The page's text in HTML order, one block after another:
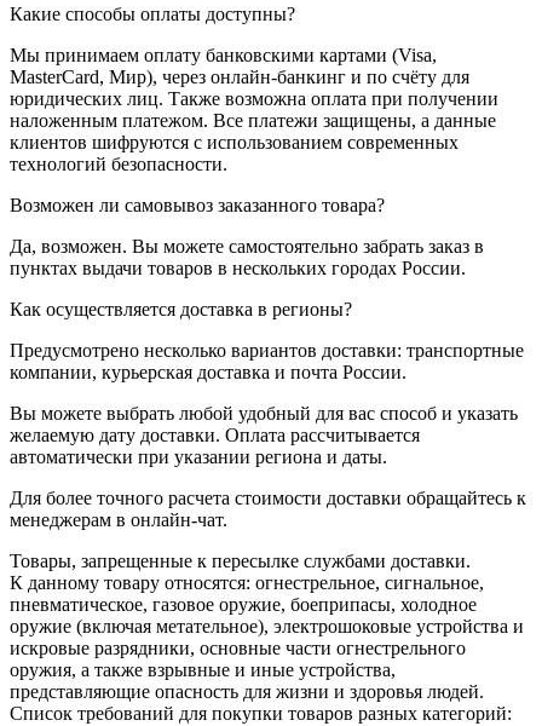
Какие способы оплаты доступны?
Мы принимаем оплату банковскими картами (Visa,
MasterCard, Мир), через онлайн-банкинг и по счёту для
юридических лиц. Также возможна оплата при получении
наложенным платежом. Все платежи защищены, а данные
клиентов шифруются с использованием современных
технологий безопасности.
Возможен ли самовывоз заказанного товара?
Да, возможен. Вы можете самостоятельно забрать заказ в
пунктах выдачи товаров в нескольких городах России.
Как осуществляется доставка в регионы?
Предусмотрено несколько вариантов доставки: транспортные
компании, курьерская доставка и почта России.
Вы можете выбрать любой удобный для вас способ и указать
желаемую дату доставки. Оплата рассчитывается
автоматически при указании региона и даты.
Для более точного расчета стоимости доставки обращайтесь к
менеджерам в онлайн-чат.
Товары, запрещенные к пересылке службами доставки.
К данному товару относятся: огнестрельное, сигнальное,
пневматическое, газовое оружие, боеприпасы, холодное
оружие (включая метательное), электрошоковые устройства и
искровые разрядники, основные части огнестрельного
оружия, а также взрывные и иные устройства,
представляющие опасность для жизни и здоровья людей.
Список требований для покупки товаров разных категорий: